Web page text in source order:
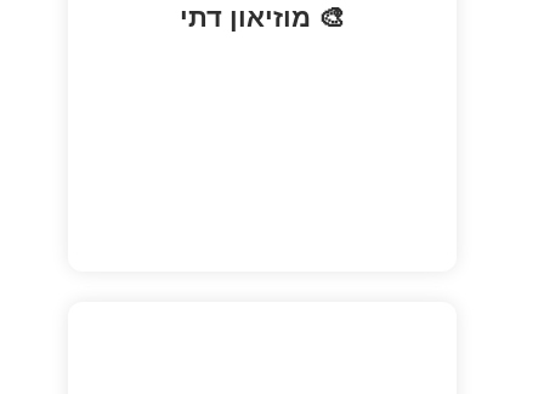
🎨 מוזיאון דתי
דתית.